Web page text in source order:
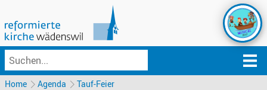
Home Agenda Tauf-Feier